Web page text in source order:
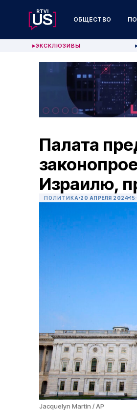
ОБЩЕСТВО
▶ЭКСКЛЮЗИВЫ
Палата
Израилю,
ПОЛИТИКА 20 АПРЕЛЯ 2024
Jacquelyn Martin / AP